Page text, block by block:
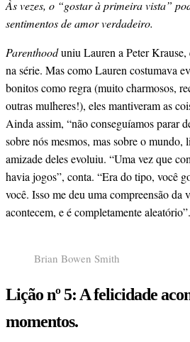
Às vezes, o “gostar à primeira vista”
sentimentos de amor verdadeiro.
Parenthooduniu Lauren a Peter Krause,
na série. Mas como Lauren costumava
bonitos como regra (muito charmosos,
outras mulheres!), eles mantiveram as
Ainda assim, “não conseguíamos parar
sobre nós mesmos, mas sobre o
amizade deles evoluiu. “Uma vez que
havia jogos”, conta. “Era do tipo, você
você. Isso me deu uma compreensão da
acontecem, e é completamente aleatório”.
Brian Bowen Smith
Lição nº 5: A felicidade
momentos.